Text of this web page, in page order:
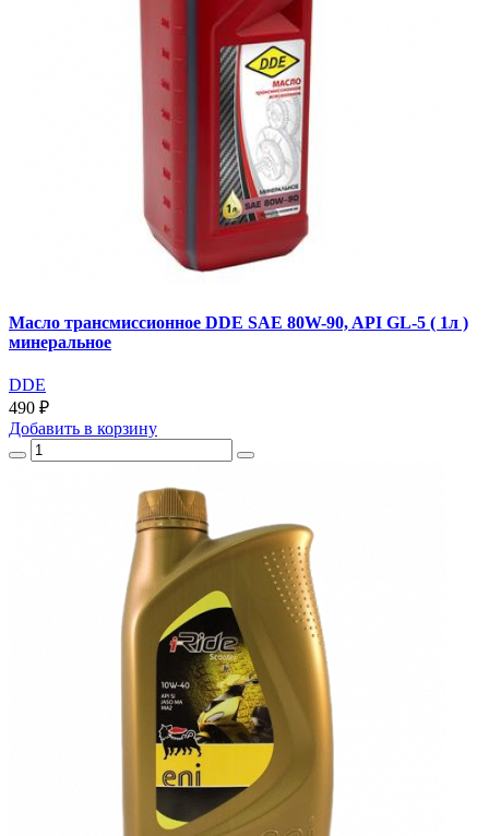
Масло трансмиссионное DDE SAE 80W-90, API GL-5 ( 1л )
минеральное
DDE
490 ₽
Добавить в корзину